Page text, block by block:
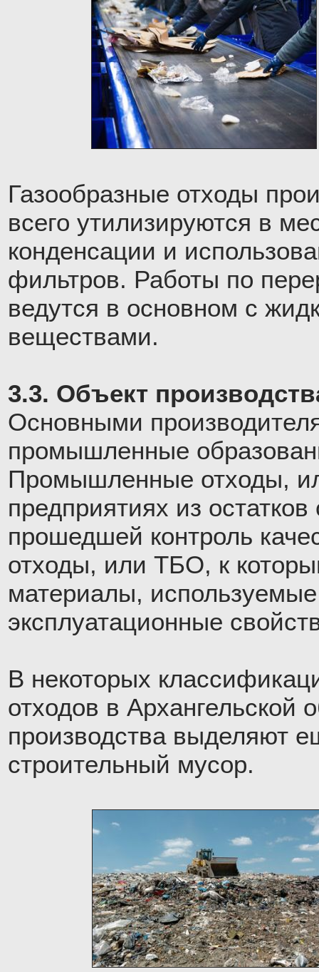
Газообразные отходы
всего утилизируются в
конденсации и
фильтров. Работы по
ведутся в основном с
веществами.
3.3. Объект
Основными
промышленные
Промышленные отходы,
предприятиях из
прошедшей контроль
отходы, или ТБО, к
материалы,
эксплуатационные
В некоторых
отходов в Архангельской
производства выделяют
строительный мусор.